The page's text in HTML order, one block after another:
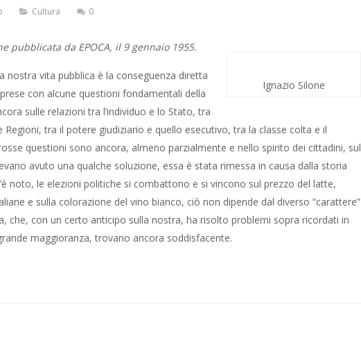
Cultura 0
Ignazio Silone
pubblicata da EPOCA, il 9 gennaio 1955.
nostra vita pubblica è la conseguenza diretta
con alcune questioni fondamentali della
sulle relazioni tra l’individuo e lo Stato, tra
tra il potere giudiziario e quello esecutivo, tra la classe colta e il
questioni sono ancora, almeno parzialmente e nello spirito dei cittadini, sul
avuto una qualche soluzione, essa è stata rimessa in causa dalla storia
noto, le elezioni politiche si combattono e si vincono sul prezzo del latte,
e sulla colorazione del vino bianco, ciò non dipende dal diverso “carattere”
che, con un certo anticipo sulla nostra, ha risolto problemi sopra ricordati in
maggioranza, trovano ancora soddisfacente.